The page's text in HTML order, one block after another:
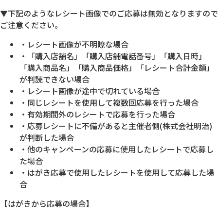
▼下記のようなレシート画像でのご応募は無効となりますので
ご注意ください。
・レシート画像が不明瞭な場合
・「購入店舗名」「購入店舗電話番号」「購入日時」
「購入商品名」「購入商品価格」「レシート合計金額」
が判読できない場合
・レシート画像が途中で切れている場合
・同じレシートを使用して複数回応募を行った場合
・有効期間外のレシートで応募を行った場合
・応募レシートに不備があると主催者側(株式会社明治)
が判断した場合
・他のキャンペーンの応募に使用したレシートで応募し
た場合
・はがき応募で使用したレシートを使用して応募した場
合
【はがきから応募の場合】